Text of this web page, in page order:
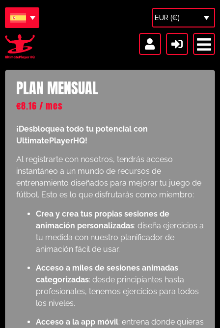
EUR (€)
PLAN MENSUAL
€8.16 / mes
¡Desbloquea todo tu potencial con
UltimatePlayerHQ!
Al registrarte con nosotros, tendrás acceso
instantáneo a un mundo de recursos de
entrenamiento diseñados para mejorar tu juego de
fútbol. Esto es lo que disfrutarás como miembro:
Crea y crea tus propias sesiones de
animación personalizadas: diseña ejercicios a
tu medida con nuestro planificador de
animación fácil de usar.
Acceso a miles de sesiones animadas
categorizadas: desde principiantes hasta
profesionales, tenemos ejercicios para todos
los niveles.
Acceso a la app móvil: entrena donde quieras